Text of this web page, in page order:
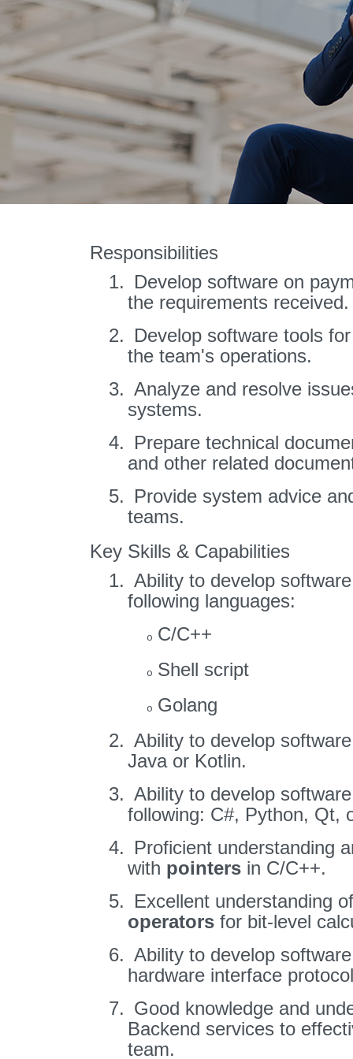
Responsibilities
1. Develop software on
the requirements received.
2. Develop software tools
the team's operations.
3. Analyze and resolve
systems.
4. Prepare technical
and other related
5. Provide system advice
teams.
Key Skills & Capabilities
1. Ability to develop
following languages:
o C/C++
o Shell script
o Golang
2. Ability to develop
Java or Kotlin.
3. Ability to develop
following: C#, Python, Qt,
4. Proficient understanding
with pointers in C/C++.
5. Excellent understanding
operators for bit-level
6. Ability to develop
hardware interface
7. Good knowledge and
Backend services to
team.